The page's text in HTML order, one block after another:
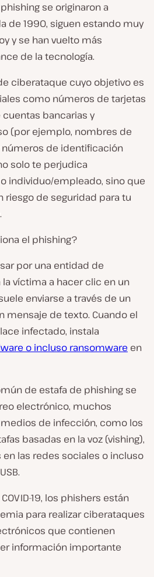
se originaron a
de 1990, siguen estando muy
y se han vuelto más
de la tecnología.
ciberataque cuyo objetivo es
como números de tarjetas
bancarias y
(por ejemplo, nombres de
números de identificación
solo te perjudica
individuo/empleado, sino que
de seguridad para tu
el phishing?
por una entidad de
la víctima a hacer clic en un
enviarse a través de un
mensaje de texto. Cuando el
infectado, instala
o incluso ransomware en
de estafa de phishing se
electrónico, muchos
de infección, como los
basadas en la voz (vishing),
en las redes sociales o incluso
19, los phishers están
para realizar ciberataques
que contienen
información importante